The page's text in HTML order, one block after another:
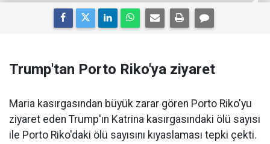
Trump'tan Porto Riko'ya ziyaret
Maria kasırgasından büyük zarar gören Porto Riko'yu
ziyaret eden Trump'ın Katrina kasırgasındaki ölü sayısı
ile Porto Riko'daki ölü sayısını kıyaslaması tepki çekti.